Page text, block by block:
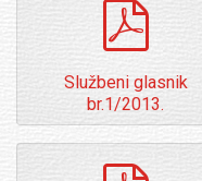
Službeni glasnik
br.1/2013.